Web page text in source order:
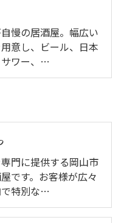
慢の居酒屋。幅広い
意し、ビール、日本
ワー、…
門に提供する岡山市
です。お客様が広々
で特別な…